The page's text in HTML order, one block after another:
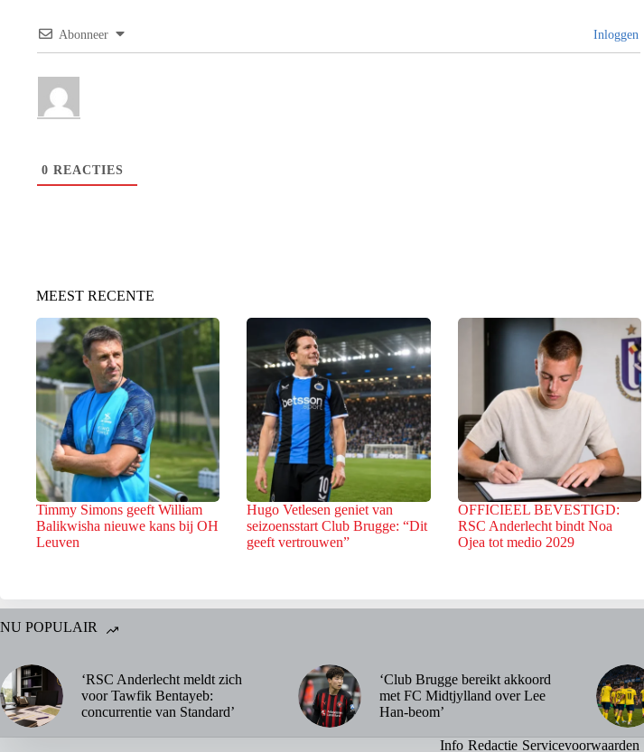
Abonneer Inloggen
0 REACTIES
MEEST RECENTE
Timmy Simons geeft William
Balikwisha nieuwe kans bij OH
Leuven
Hugo Vetlesen geniet van
seizoensstart Club Brugge: “Dit
geeft vertrouwen”
OFFICIEEL BEVESTIGD:
RSC Anderlecht bindt Noa
Ojea tot medio 2029
NU POPULAIR
‘RSC Anderlecht meldt zich
voor Tawfik Bentayeb:
concurrentie van Standard’
‘Club Brugge bereikt akkoord
met FC Midtjylland over Lee
Han-beom’
Info Redactie Servicevoorwaarden